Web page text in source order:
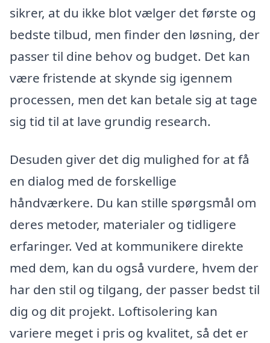
sikrer, at du ikke blot vælger det første og
bedste tilbud, men finder den løsning, der
passer til dine behov og budget. Det kan
være fristende at skynde sig igennem
processen, men det kan betale sig at tage
sig tid til at lave grundig research.
Desuden giver det dig mulighed for at få
en dialog med de forskellige
håndværkere. Du kan stille spørgsmål om
deres metoder, materialer og tidligere
erfaringer. Ved at kommunikere direkte
med dem, kan du også vurdere, hvem der
har den stil og tilgang, der passer bedst til
dig og dit projekt. Loftisolering kan
variere meget i pris og kvalitet, så det er